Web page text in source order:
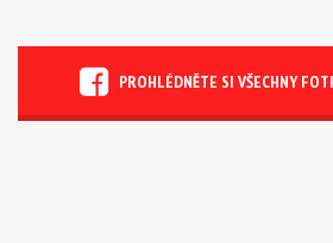
PROHLÉDNĚTE SI VŠECHNY